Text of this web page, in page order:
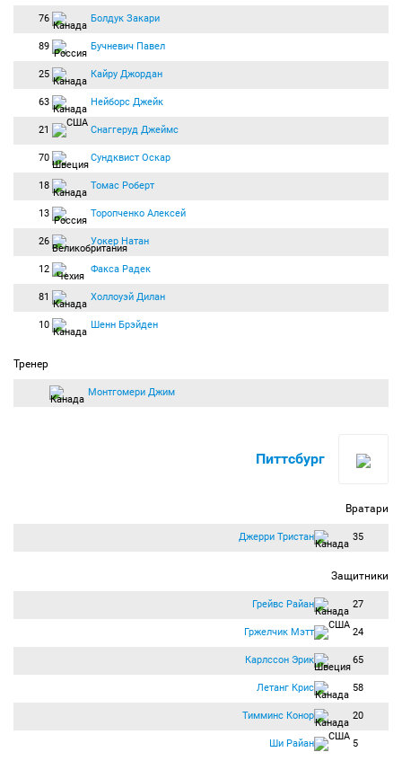
76 Болдук Закари
89 Бучневич Павел
25 Кайру Джордан
63 Нейборс Джейк
21 Снаггеруд Джеймс
70 Сундквист Оскар
18 Томас Роберт
13 Торопченко Алексей
26 Уокер Натан
12 Факса Радек
81 Холлоуэй Дилан
10 Шенн Брэйден
Тренер
Монтгомери Джим
Питтсбург
Вратари
Джерри Тристан 35
Защитники
Грейвс Райан 27
Гржелчик Мэтт 24
Карлссон Эрик 65
Летанг Крис 58
Тимминс Конор 20
Ши Райан 5